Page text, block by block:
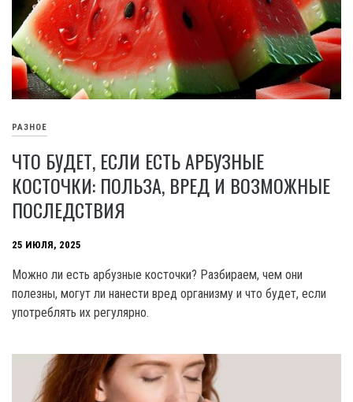
РАЗНОЕ
ЧТО БУДЕТ, ЕСЛИ ЕСТЬ АРБУЗНЫЕ
КОСТОЧКИ: ПОЛЬЗА, ВРЕД И ВОЗМОЖНЫЕ
ПОСЛЕДСТВИЯ
25 ИЮЛЯ, 2025
Можно ли есть арбузные косточки? Разбираем, чем они
полезны, могут ли нанести вред организму и что будет, если
употреблять их регулярно.